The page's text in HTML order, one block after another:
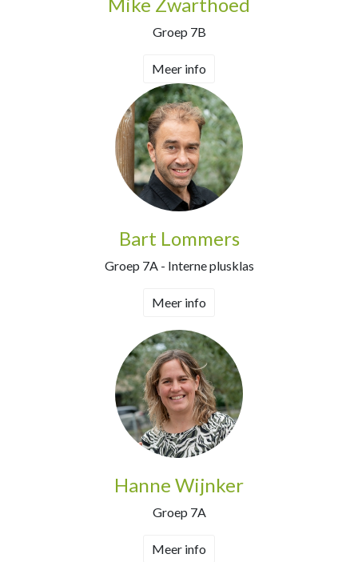
Groep 7B
Meer info
Bart Lommers
Groep 7A - Interne plusklas
Meer info
Hanne Wijnker
Groep 7A
Meer info